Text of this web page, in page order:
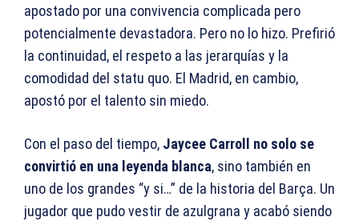
apostado por una convivencia complicada pero
potencialmente devastadora. Pero no lo hizo. Prefirió
la continuidad, el respeto a las jerarquías y la
comodidad del statu quo. El Madrid, en cambio,
apostó por el talento sin miedo.
Con el paso del tiempo, Jaycee Carroll no solo se
convirtió en una leyenda blanca, sino también en
uno de los grandes “y si…” de la historia del Barça. Un
jugador que pudo vestir de azulgrana y acabó siendo